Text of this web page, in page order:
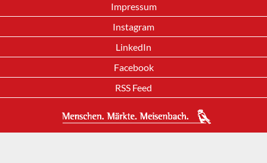
Impressum
Instagram
LinkedIn
Facebook
RSS Feed